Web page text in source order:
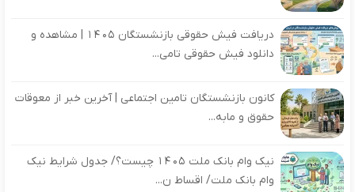
دریافت فیش حقوقی بازنشستگان ۱۴۰۵ | مشاهده و
دانلود فیش حقوقی تامی...
کانون بازنشستگان تامین اجتماعی | آخرین خبر از معوقات
حقوق و مابه‌...
نیک وام بانک ملت ۱۴۰۵ چیست؟/ جدول شرایط نیک
وام بانک ملت/ اقساط ن...